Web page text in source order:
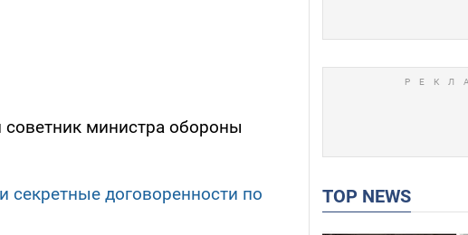
министра обороны
секретные договоренности по
TOP NEWS